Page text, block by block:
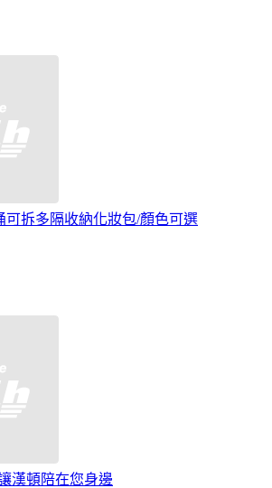
可拆多隔收納化妝包/顏色可選
漢頓陪在您身邊